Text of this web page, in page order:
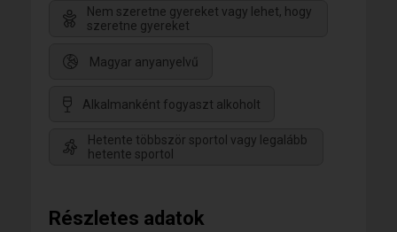
Nem szeretne gyereket vagy lehet, hogy
szeretne gyereket
Magyar anyanyelvű
Alkalmanként fogyaszt alkoholt
Hetente többször sportol vagy legalább
hetente sportol
Részletes adatok